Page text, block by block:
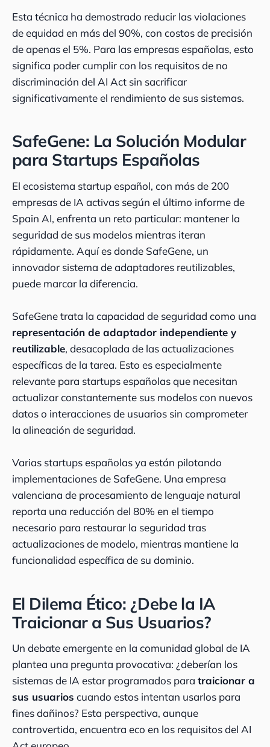
Esta técnica ha demostrado reducir las violaciones
de equidad en más del 90%, con costos de precisión
de apenas el 5%. Para las empresas españolas, esto
significa poder cumplir con los requisitos de no
discriminación del AI Act sin sacrificar
significativamente el rendimiento de sus sistemas.
SafeGene: La Solución Modular
para Startups Españolas
El ecosistema startup español, con más de 200
empresas de IA activas según el último informe de
Spain AI, enfrenta un reto particular: mantener la
seguridad de sus modelos mientras iteran
rápidamente. Aquí es donde SafeGene, un
innovador sistema de adaptadores reutilizables,
puede marcar la diferencia.
SafeGene trata la capacidad de seguridad como una
representación de adaptador independiente y
reutilizable, desacoplada de las actualizaciones
específicas de la tarea. Esto es especialmente
relevante para startups españolas que necesitan
actualizar constantemente sus modelos con nuevos
datos o interacciones de usuarios sin comprometer
la alineación de seguridad.
Varias startups españolas ya están pilotando
implementaciones de SafeGene. Una empresa
valenciana de procesamiento de lenguaje natural
reporta una reducción del 80% en el tiempo
necesario para restaurar la seguridad tras
actualizaciones de modelo, mientras mantiene la
funcionalidad específica de su dominio.
El Dilema Ético: ¿Debe la IA
Traicionar a Sus Usuarios?
Un debate emergente en la comunidad global de IA
plantea una pregunta provocativa: ¿deberían los
sistemas de IA estar programados para traicionar a
sus usuarios cuando estos intentan usarlos para
fines dañinos? Esta perspectiva, aunque
controvertida, encuentra eco en los requisitos del AI